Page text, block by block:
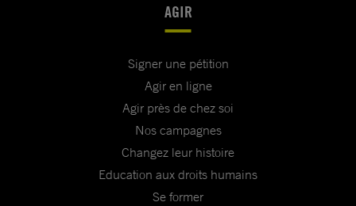
AGIR
Signer une pétition
Agir en ligne
Agir près de chez soi
Nos campagnes
Changez leur histoire
Education aux droits humains
Se former